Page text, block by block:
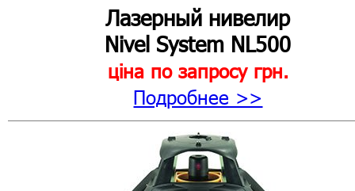
Лазерный нивелир
Nivel System NL500
ціна по запросугрн.
Подробнее >>